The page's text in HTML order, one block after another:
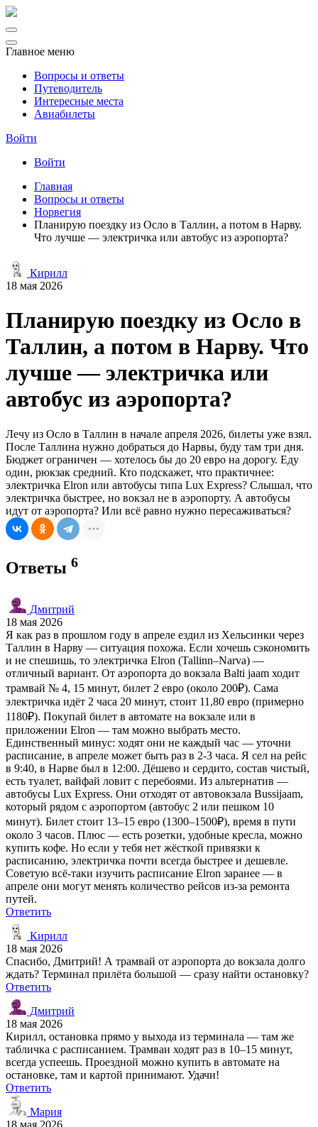
Главное меню
Вопросы и ответы
Путеводитель
Интересные места
Авиабилеты
Войти
Войти
Главная
Вопросы и ответы
Норвегия
Планирую поездку из Осло в Таллин, а потом в Нарву.
Что лучше — электричка или автобус из аэропорта?
Кирилл
18 мая 2026
Планирую поездку из Осло в
Таллин, а потом в Нарву. Что
лучше — электричка или
автобус из аэропорта?
Лечу из Осло в Таллин в начале апреля 2026, билеты уже взял.
После Таллина нужно добраться до Нарвы, буду там три дня.
Бюджет ограничен — хотелось бы до 20 евро на дорогу. Еду
один, рюкзак средний. Кто подскажет, что практичнее:
электричка Elron или автобусы типа Lux Express? Слышал, что
электричка быстрее, но вокзал не в аэропорту. А автобусы
идут от аэропорта? Или всё равно нужно пересаживаться?
Ответы 6
Дмитрий
18 мая 2026
Я как раз в прошлом году в апреле ездил из Хельсинки через
Таллин в Нарву — ситуация похожа. Если хочешь сэкономить
и не спешишь, то электричка Elron (Tallinn–Narva) —
отличный вариант. От аэропорта до вокзала Balti jaam ходит
трамвай № 4, 15 минут, билет 2 евро (около 200₽). Сама
электричка идёт 2 часа 20 минут, стоит 11,80 евро (примерно
1180₽). Покупай билет в автомате на вокзале или в
приложении Elron — там можно выбрать место.
Единственный минус: ходят они не каждый час — уточни
расписание, в апреле может быть раз в 2-3 часа. Я сел на рейс
в 9:40, в Нарве был в 12:00. Дёшево и сердито, состав чистый,
есть туалет, вайфай ловит с перебоями. Из альтернатив —
автобусы Lux Express. Они отходят от автовокзала Bussijaam,
который рядом с аэропортом (автобус 2 или пешком 10
минут). Билет стоит 13–15 евро (1300–1500₽), время в пути
около 3 часов. Плюс — есть розетки, удобные кресла, можно
купить кофе. Но если у тебя нет жёсткой привязки к
расписанию, электричка почти всегда быстрее и дешевле.
Советую всё-таки изучить расписание Elron заранее — в
апреле они могут менять количество рейсов из-за ремонта
путей.
Ответить
Кирилл
18 мая 2026
Спасибо, Дмитрий! А трамвай от аэропорта до вокзала долго
ждать? Терминал прилёта большой — сразу найти остановку?
Ответить
Дмитрий
18 мая 2026
Кирилл, остановка прямо у выхода из терминала — там же
табличка с расписанием. Трамваи ходят раз в 10–15 минут,
всегда успеешь. Проездной можно купить в автомате на
остановке, там и картой принимают. Удачи!
Ответить
Мария
18 мая 2026